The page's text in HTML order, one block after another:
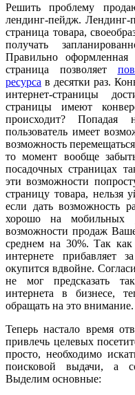
Решить проблему
лендинг-пейдж. Лендинг-
страница товара,
получать
Правильно оформленная
страница позволяет
ресурса в десятки раз.
интернет-страницы
страницы имеют
происходит? Попадая
пользователь имеет
возможность
то момент вообще
посадочных страницах
эти возможности
страницу товара, нельзя
если дать возможность
хорошо на мобильных
возможности продаж
среднем на 30%. Так
интернете прибавляет
окупится вдвойне.
не мог предсказать
интернета в бизнесе,
обращать на это внимание.
Теперь настало время
привлечь целевых
просто, необходимо
поисковой выдачи, а
Выделим основные: